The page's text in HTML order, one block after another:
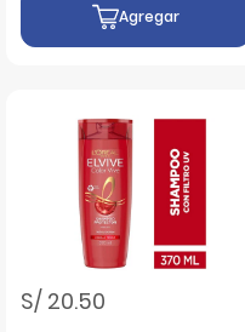
Agregar
S/ 20.50